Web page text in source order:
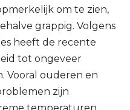
om te zien,
grappig. Volgens
heeft de recente
tot ongeveer
Vooral ouderen en
zijn